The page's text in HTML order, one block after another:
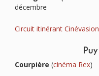
décembre
Circuit itinérant Cinévasion
Courpière (cinéma Rex)